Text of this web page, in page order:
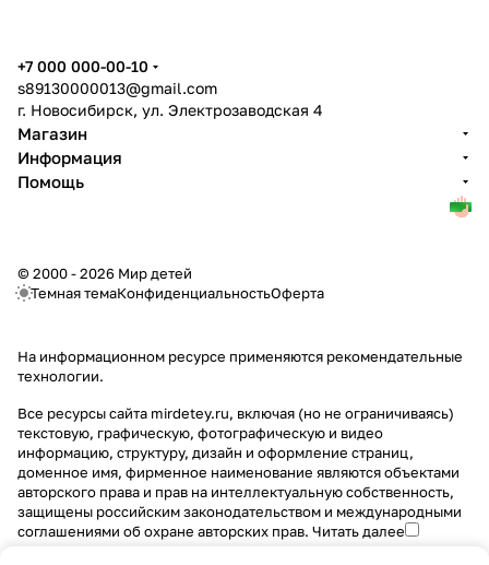
+7 000 000-00-10
s89130000013@gmail.com
г. Новосибирск, ул. Электрозаводская 4
Магазин
Информация
Помощь
© 2000 - 2026 Мир детей
Темная темаКонфиденциальностьОферта
На информационном ресурсе применяются рекомендательные
технологии.
Все ресурсы сайта mirdetey.ru, включая (но не ограничиваясь)
текстовую, графическую, фотографическую и видео
информацию, структуру, дизайн и оформление страниц,
доменное имя, фирменное наименование являются объектами
авторского права и прав на интеллектуальную собственность,
защищены российским законодательством и международными
соглашениями об охране авторских прав. Читать далее